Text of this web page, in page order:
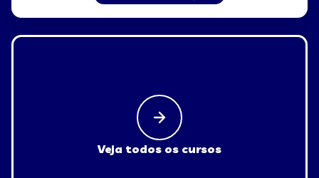
Veja todos os cursos